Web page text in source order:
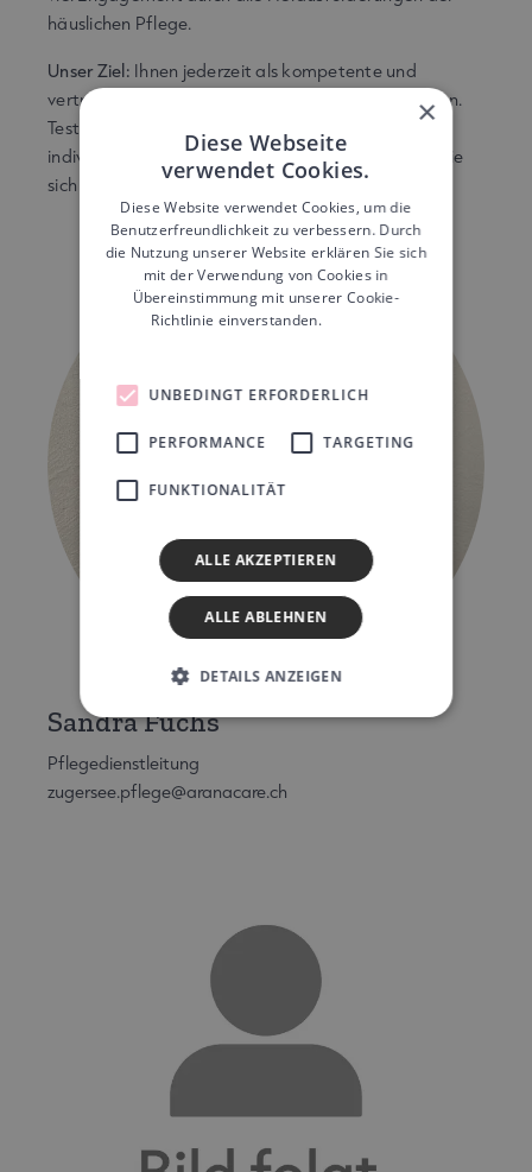
häuslichen Pflege.
Unser Ziel: Ihnen jederzeit als kompetente und
vertrauensvolle Ansprechpartner zur Seite zu stehen.
Testen Sie direkt unseren
individuelles Potenzial zu entdecken oder melden Sie
sich persönlich bei uns für eine Beratung.
Sandra Fuchs
Pflegedienstleitung
zugersee.pflege@aranacare.ch
×
Diese Webseite
verwendet Cookies.
Diese Website verwendet Cookies, um die
Benutzerfreundlichkeit zu verbessern. Durch
die Nutzung unserer Website erklären Sie sich
mit der Verwendung von Cookies in
Übereinstimmung mit unserer Cookie-
Richtlinie einverstanden.
UNBEDINGT ERFORDERLICH
PERFORMANCE TARGETING
FUNKTIONALITÄT
ALLE AKZEPTIEREN
ALLE ABLEHNEN
DETAILS ANZEIGEN